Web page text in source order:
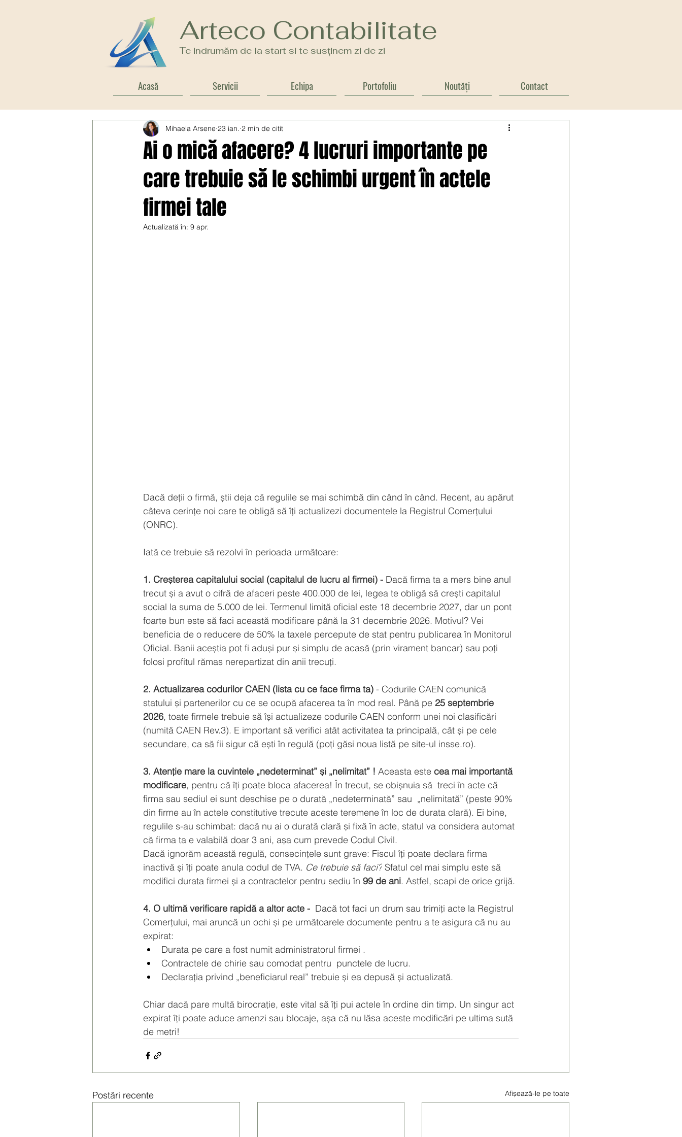
Arteco Contabilitate
Te indrumăm de la start si te susținem zi de zi
Acasă Servicii Echipa Portofoliu Noutăți Contact
Ai o mică afacere? 4 lucruri importante pe
care trebuie să le schimbi urgent în actele
firmei tale
Mihaela Arsene 23 ian. 2 min de citit
Actualizată în: 9 apr.
Dacă deții o firmă, știi deja că regulile se mai schimbă din când în când. Recent, au apărut
câteva cerințe noi care te obligă să îți actualizezi documentele la Registrul Comerțului
(ONRC).
Iată ce trebuie să rezolvi în perioada următoare:
1. Creșterea capitalului social (capitalul de lucru al firmei) - Dacă firma ta a mers bine anul
trecut și a avut o cifră de afaceri peste 400.000 de lei, legea te obligă să crești capitalul
social la suma de 5.000 de lei. Termenul limită oficial este 18 decembrie 2027, dar un pont
foarte bun este să faci această modificare până la 31 decembrie 2026. Motivul? Vei
beneficia de o reducere de 50% la taxele percepute de stat pentru publicarea în Monitorul
Oficial. Banii aceștia pot fi aduși pur și simplu de acasă (prin virament bancar) sau poți
folosi profitul rămas nerepartizat din anii trecuți.
2. Actualizarea codurilor CAEN (lista cu ce face firma ta) - Codurile CAEN comunică
statului și partenerilor cu ce se ocupă afacerea ta în mod real. Până pe 25 septembrie
2026, toate firmele trebuie să își actualizeze codurile CAEN conform unei noi clasificări
(numită CAEN Rev.3). E important să verifici atât activitatea ta principală, cât și pe cele
secundare, ca să fii sigur că ești în regulă (poți găsi noua listă pe site-ul insse.ro).
3. Atenție mare la cuvintele „nedeterminat” și „nelimitat” ! Aceasta este cea mai importantă
modificare, pentru că îți poate bloca afacerea! În trecut, se obișnuia să  treci în acte că
firma sau sediul ei sunt deschise pe o durată „nedeterminată” sau  „nelimitată” (peste 90%
din firme au în actele constitutive trecute aceste teremene în loc de durata clară). Ei bine,
regulile s-au schimbat: dacă nu ai o durată clară și fixă în acte, statul va considera automat
că firma ta e valabilă doar 3 ani, așa cum prevede Codul Civil.
Dacă ignorăm această regulă, consecințele sunt grave: Fiscul îți poate declara firma
inactivă și îți poate anula codul de TVA. Ce trebuie să faci? Sfatul cel mai simplu este să
modifici durata firmei și a contractelor pentru sediu în 99 de ani. Astfel, scapi de orice grijă.
4. O ultimă verificare rapidă a altor acte - Dacă tot faci un drum sau trimiți acte la Registrul
Comerțului, mai aruncă un ochi și pe următoarele documente pentru a te asigura că nu au
expirat:
Durata pe care a fost numit administratorul firmei .
Contractele de chirie sau comodat pentru  punctele de lucru.
Declarația privind „beneficiarul real” trebuie și ea depusă și actualizată.
Chiar dacă pare multă birocrație, este vital să îți pui actele în ordine din timp. Un singur act
expirat îți poate aduce amenzi sau blocaje, așa că nu lăsa aceste modificări pe ultima sută
de metri!
Postări recente Afișează-le pe toate